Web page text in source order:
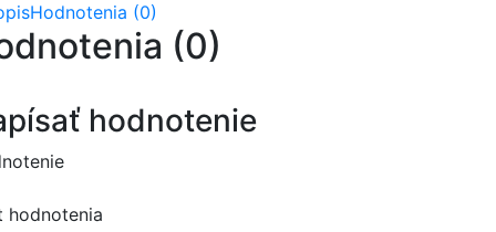
Hodnotenia (0)
(0)
hodnotenie
hodnotenia